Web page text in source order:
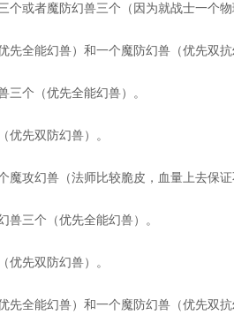
个或者魔防幻兽三个（因为就战士一个物
先全能幻兽）和一个魔防幻兽（优先双抗
三个（优先全能幻兽）。
优先双防幻兽）。
魔攻幻兽（法师比较脆皮，血量上去保证
兽三个（优先全能幻兽）。
优先双防幻兽）。
先全能幻兽）和一个魔防幻兽（优先双抗